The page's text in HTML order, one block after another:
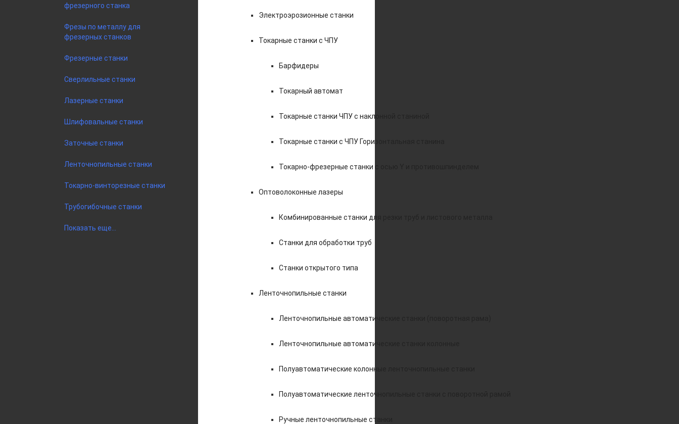
фрезерного станка
Фрезы по металлу для
фрезерных станков
Фрезерные станки
Сверлильные станки
Лазерные станки
Шлифовальные станки
Заточные станки
Ленточнопильные станки
Токарно-винторезные станки
Трубогибочные станки
Показать еще...
Электроэрозионные станки
Токарные станки с ЧПУ
Барфидеры
Токарный автомат
Токарные станки ЧПУ c наклонной станиной
Токарные станки с ЧПУ Горизонтальная станина
Токарно-фрезерные станки с осью Y и противошпинделем
Оптоволоконные лазеры
Комбинированные станки для резки труб и листового металла
Станки для обработки труб
Станки открытого типа
Ленточнопильные станки
Ленточнопильные автоматические станки (поворотная рама)
Ленточнопильные автоматические станки колонные
Полуавтоматические колонные ленточнопильные станки
Полуавтоматические ленточнопильные станки с поворотной рамой
Ручные ленточнопильные станки